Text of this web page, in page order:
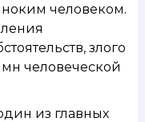
человеком.
злого
человеческой
из главных